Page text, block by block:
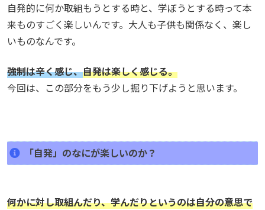
自発的に何か取組もうとする時と、学ぼうとする時って本
来ものすごく楽しいんです。大人も子供も関係なく、楽し
いものなんです。
強制は辛く感じ、自発は楽しく感じる。
今回は、この部分をもう少し掘り下げようと思います。
「自発」のなにが楽しいのか？
何かに対し取組んだり、学んだりというのは自分の意思で